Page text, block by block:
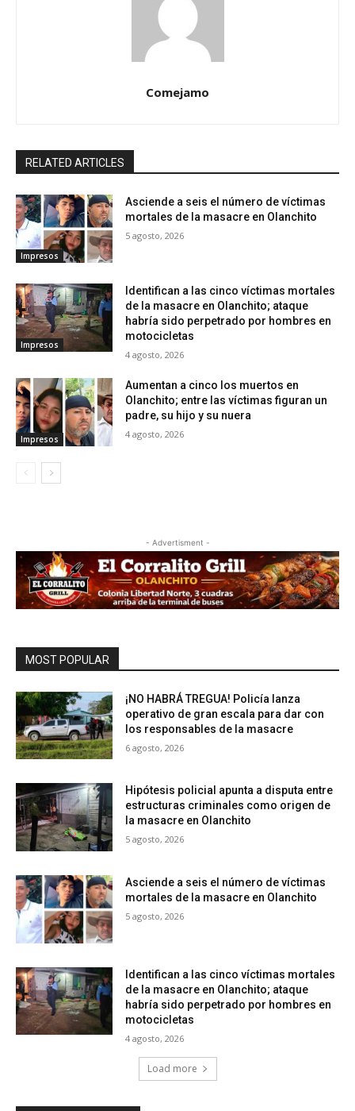
Comejamo
RELATED ARTICLES
Impresos
Asciende a seis el número de víctimas
mortales de la masacre en Olanchito
5 agosto, 2026
Impresos
Identifican a las cinco víctimas mortales
de la masacre en Olanchito; ataque
habría sido perpetrado por hombres en
motocicletas
4 agosto, 2026
Impresos
Aumentan a cinco los muertos en
Olanchito; entre las víctimas figuran un
padre, su hijo y su nuera
4 agosto, 2026
- Advertisment -
MOST POPULAR
¡NO HABRÁ TREGUA! Policía lanza
operativo de gran escala para dar con
los responsables de la masacre
6 agosto, 2026
Hipótesis policial apunta a disputa entre
estructuras criminales como origen de
la masacre en Olanchito
5 agosto, 2026
Asciende a seis el número de víctimas
mortales de la masacre en Olanchito
5 agosto, 2026
Identifican a las cinco víctimas mortales
de la masacre en Olanchito; ataque
habría sido perpetrado por hombres en
motocicletas
4 agosto, 2026
Load more